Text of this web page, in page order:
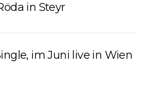
in Steyr
im Juni live in Wien